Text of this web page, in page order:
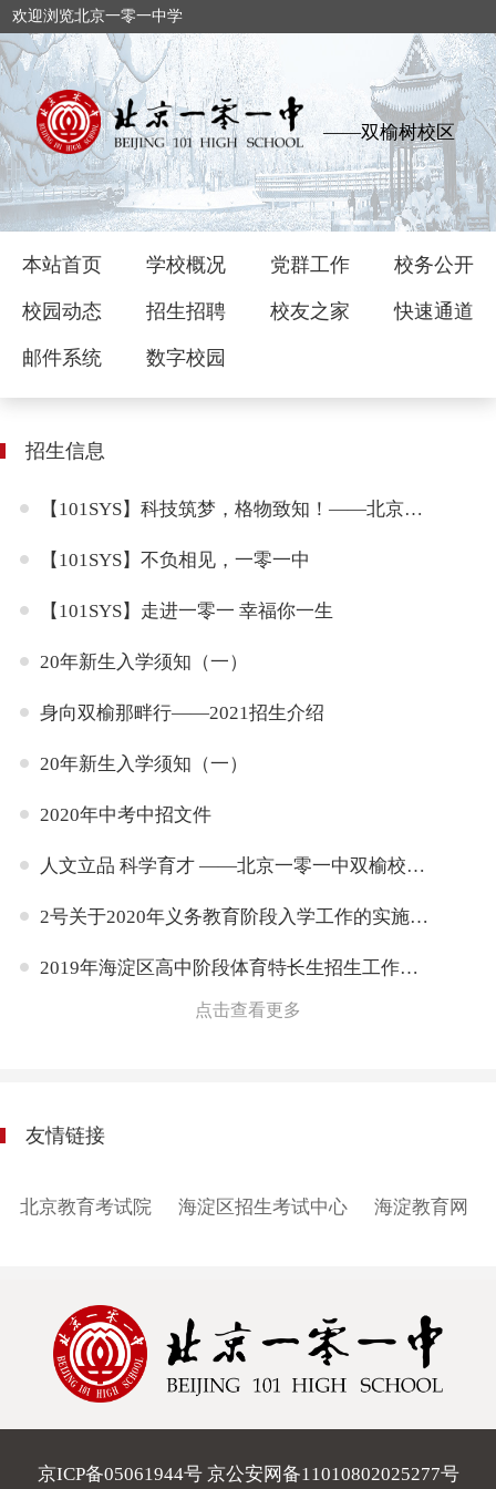
欢迎浏览北京一零一中学
——双榆树校区
本站首页 学校概况 党群工作 校务公开
校园动态 招生招聘 校友之家 快速通道
邮件系统 数字校园
招生信息
【101SYS】科技筑梦，格物致知！——北京一零一中双榆树校区科技嘉年华活动
【101SYS】不负相见，一零一中
【101SYS】走进一零一 幸福你一生
20年新生入学须知（一）
身向双榆那畔行——2021招生介绍
20年新生入学须知（一）
2020年中考中招文件
人文立品 科学育才 ——北京一零一中双榆校区简介
2号关于2020年义务教育阶段入学工作的实施意见
2019年海淀区高中阶段体育特长生招生工作方案
点击查看更多
友情链接
北京教育考试院 海淀区招生考试中心 海淀教育网
京ICP备05061944号 京公安网备11010802025277号